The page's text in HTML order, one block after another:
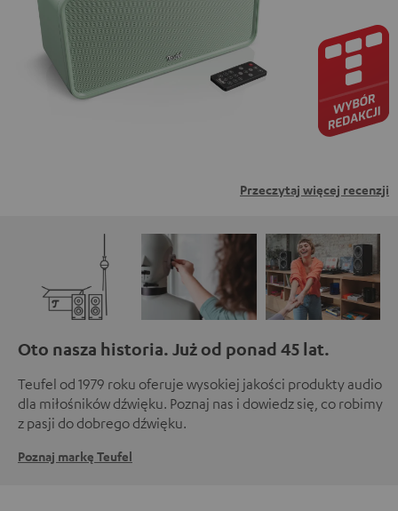
przesyłane do platform osób trzecich. Więcej informacji
na ten temat można znaleźć w naszej polityce
prywatności.
Przeczytaj więcej recenzji
Oto nasza historia. Już od ponad 45 lat.
Teufel od 1979 roku oferuje wysokiej jakości produkty audio
dla miłośników dźwięku. Poznaj nas i dowiedz się, co robimy
z pasji do dobrego dźwięku.
Poznaj markę Teufel